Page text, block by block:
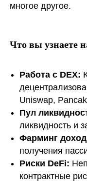
многое другое.
Что вы узнаете
Работа с DEX:
Uniswap,
Пул
ликвидность и
Фарминг
получения
Риски DeFi:
контрактные